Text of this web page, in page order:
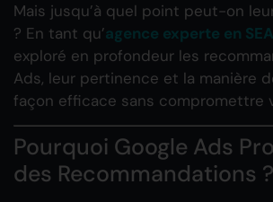
Mais jusqu’à quel point peut-on
? En tant qu’agence experte en SEA
exploré en profondeur les
Ads, leur pertinence et la manière
façon efficace sans compromettre
Pourquoi Google Ads
des Recommandations ?